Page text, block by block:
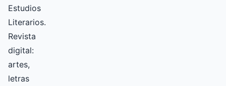
Estudios
Literarios.
Revista
digital:
artes,
letras